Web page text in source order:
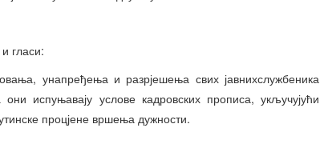
гласи:
унапређења и разрјешења свих јавнихслужбеника
испуњавају услове кадровских прописа, укључујући
процјене вршења дужности.